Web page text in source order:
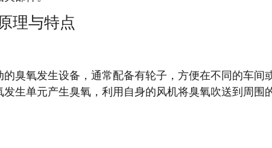
理与特点
臭氧发生设备，通常配备有轮子，方便在不同的车间
生单元产生臭氧，利用自身的风机将臭氧吹送到周围